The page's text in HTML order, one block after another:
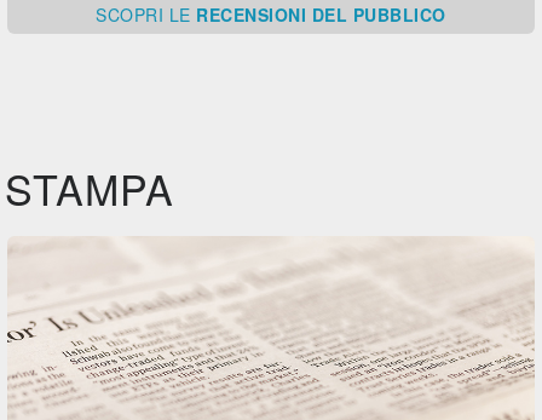
SCOPRI LE RECENSIONI DEL PUBBLICO
STAMPA